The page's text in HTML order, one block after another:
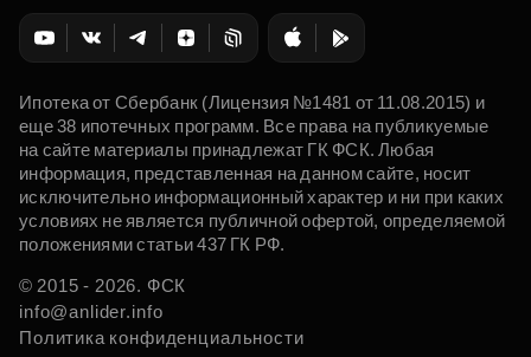
Ипотека от Сбербанк (Лицензия №1481 от 11.08.2015) и
еще 38 ипотечных программ. Все права на публикуемые
на сайте материалы принадлежат ГК ФСК. Любая
информация, представленная на данном сайте, носит
исключительно информационный характер и ни при каких
условиях не является публичной офертой, определяемой
положениями статьи 437 ГК РФ.
© 2015 - 2026. ФСК
info@anlider.info
Политика конфиденциальности